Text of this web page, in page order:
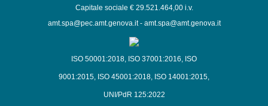
Capitale sociale € 29.521.464,00 i.v.
amt.spa@pec.amt.genova.it- amt.spa@amt.genova.it
ISO 50001:2018, ISO 37001:2016, ISO
9001:2015, ISO 45001:2018, ISO 14001:2015,
UNI/PdR 125:2022